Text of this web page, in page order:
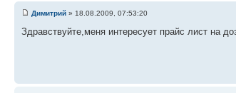
Димитрий » 18.08.2009, 07:53:20
Здравствуйте,меня интересует прайс лист на